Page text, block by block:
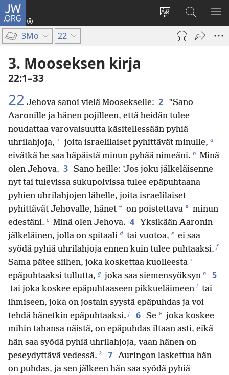
JW.ORG
Vaihda
sivuston
kieli
Kirjaudu
(avaa
ikkunan)
Hae
JW.ORG-
sivustolta
3Mo 22
3. Mooseksen kirja
22:1–33
22 Jehova sanoi vielä Moosekselle: 2
”Sano
Aaronille ja hänen pojilleen, että heidän tulee
noudattaa varovaisuutta käsitellessään pyhiä
uhrilahjoja, * joita israelilaiset pyhittävät minulle, a
eivätkä he saa häpäistä minun pyhää nimeäni. b Minä
olen Jehova. 3 Sano heille: ’Jos joku jälkeläisenne
nyt tai tulevissa sukupolvissa tulee epäpuhtaana
pyhien uhrilahjojen lähelle, joita israelilaiset
pyhittävät Jehovalle, hänet * on poistettava * minun
edestäni. c Minä olen Jehova. 4 Yksikään Aaronin
jälkeläinen, jolla on spitaali d tai vuotoa, e ei saa
syödä pyhiä uhrilahjoja ennen kuin tulee puhtaaksi. f
Sama pätee siihen, joka koskettaa kuolleesta *
epäpuhtaaksi tullutta, g joka saa siemensyöksyn h 5
tai joka koskee epäpuhtaaseen pikkueläimeen i tai
ihmiseen, joka on jostain syystä epäpuhdas ja voi
tehdä hänetkin epäpuhtaaksi. j 6 Se * joka koskee
mihin tahansa näistä, on epäpuhdas iltaan asti, eikä
hän saa syödä pyhiä uhrilahjoja, vaan hänen on
peseydyttävä vedessä. k 7 Auringon laskettua hän
on puhdas, ja sen jälkeen hän saa syödä pyhiä